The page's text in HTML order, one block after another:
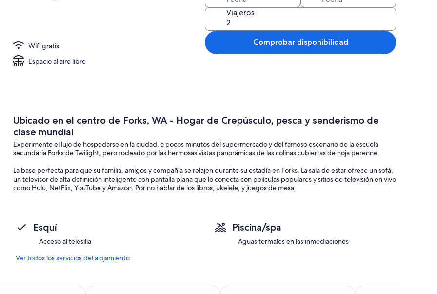
Wifi gratis
Espacio al aire libre
Viajeros
Comprobar disponibilidad
Ubicado en el centro de Forks, WA - Hogar de Crepúsculo, pesca y senderismo de
clase mundial
Experimente el lujo de hospedarse en la ciudad, a pocos minutos del supermercado y del famoso escenario de la escuela
secundaria Forks de Twilight, pero rodeado por las hermosas vistas panorámicas de las colinas cubiertas de hoja perenne.
La base perfecta para que su familia, amigos y compañía se relajen durante su estadía en Forks. La sala de estar ofrece un sofá,
un televisor de alta definición inteligente con pantalla plana que lo conecta con películas populares y sitios de televisión en vivo
como Hulu, NetFlix, YouTube y Amazon. Por no hablar de los libros, ukelele, y juegos de mesa.
Una canasta de regalo llena de bocadillos y golosinas.
El cuarto de lavado está disponible para usar con una lavadora, secadora y jabón para la ropa.
La casa tiene un dormitorio grande que tiene una cama doble de estilo rústico y literas.
Esquí
Acceso al telesilla
Piscina/spa
Aguas termales en las inmediaciones
Ver todos los servicios del alojamiento
Pacific Inn Motel Rain Forest Resort Village The Dew Drop Inn